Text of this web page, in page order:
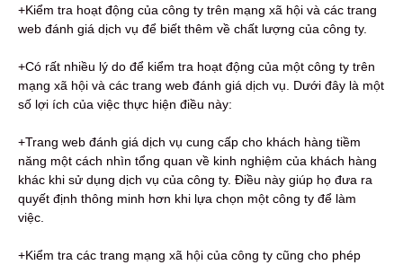
+Kiểm tra hoạt động của công ty trên mạng xã hội và các trang
web đánh giá dịch vụ để biết thêm về chất lượng của công ty.
+Có rất nhiều lý do để kiểm tra hoạt động của một công ty trên
mạng xã hội và các trang web đánh giá dịch vụ. Dưới đây là một
số lợi ích của việc thực hiện điều này:
+Trang web đánh giá dịch vụ cung cấp cho khách hàng tiềm
năng một cách nhìn tổng quan về kinh nghiệm của khách hàng
khác khi sử dụng dịch vụ của công ty. Điều này giúp họ đưa ra
quyết định thông minh hơn khi lựa chọn một công ty để làm
việc.
+Kiểm tra các trang mạng xã hội của công ty cũng cho phép